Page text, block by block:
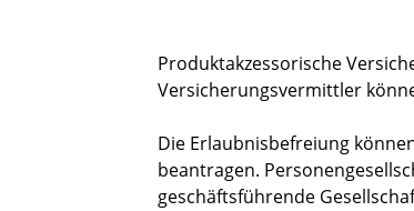
Produktakzessorische
Versicherungsvermittler
Die Erlaubnisbefreiung
beantragen.
geschäftsführende